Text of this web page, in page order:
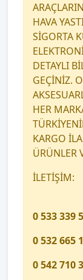
HAVA
SİGORTA
DETAYLI
GEÇİNİZ.
HER
KARGO
ÜRÜNLER
İLETİŞİM:
0 533 339
0 532 665
0 542 710